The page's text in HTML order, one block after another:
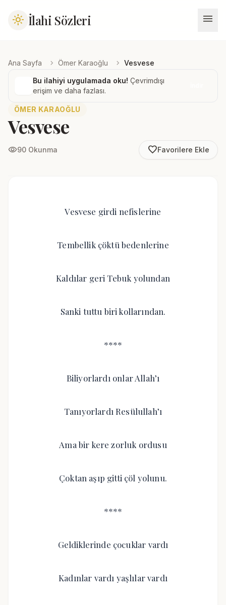
light_mode İlahi Sözleri menu
Ana Sayfa chevron_right Ömer Karaoğlu chevron_right Vesvese
Bu ilahiyi uygulamada oku! Çevrimdışı
erişim ve daha fazlası.
ÖMER KARAOĞLU
Vesvese
visibility90 Okunma favorite_borderFavorilere Ekle
Vesvese girdi nefislerine
Tembellik çöktü bedenlerine
Kaldılar geri Tebuk yolundan
Sanki tuttu biri kollarından.
****
Biliyorlardı onlar Allah’ı
Tanıyorlardı Resülullah’ı
Ama bir kere zorluk ordusu
Çoktan aşıp gitti çöl yolunu.
****
Geldiklerinde çocuklar vardı
Kadınlar vardı yaşlılar vardı